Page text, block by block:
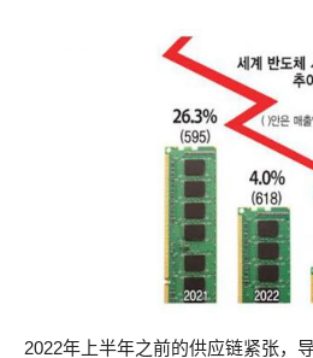
2022年上半年之前的供应链紧张，